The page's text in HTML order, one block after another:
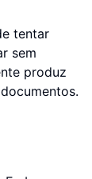
tentar
sem
produz